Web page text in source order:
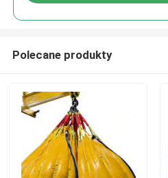
Polecane produkty